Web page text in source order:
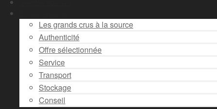
Les grands crus à la source
Authenticité
Offre sélectionnée
Service
Transport
Stockage
Conseil